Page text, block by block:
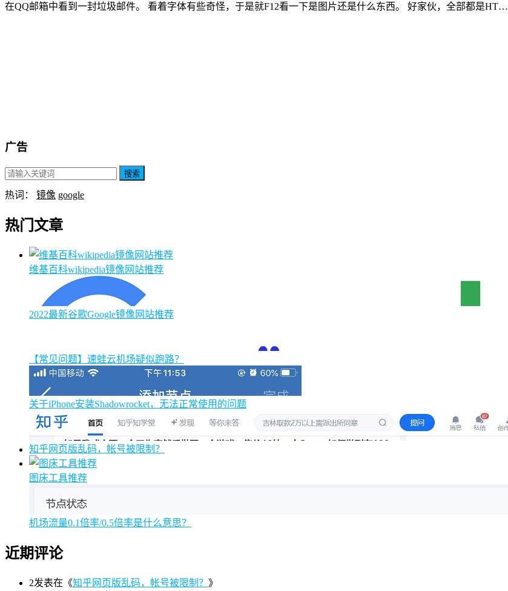
在QQ邮箱中看到一封垃圾邮件。 看着字体有些奇怪，于是就F12看一下是图片还是什么东西。 好家伙，全部都是HT…
广告
搜索
热词： 镜像 google
热门文章
维基百科wikipedia镜像网站推荐
2022最新谷歌Google镜像网站推荐
【常见问题】速蛙云机场疑似跑路？
关于iPhone安装Shadowrocket，无法正常使用的问题
知乎网页版乱码，帐号被限制？
图床工具推荐
机场流量0.1倍率/0.5倍率是什么意思？
近期评论
2发表在《知乎网页版乱码，帐号被限制？ 》